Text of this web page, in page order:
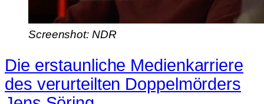
Screenshot: NDR
Die erstaunliche Medienkarriere
des verurteilten Doppelmörders